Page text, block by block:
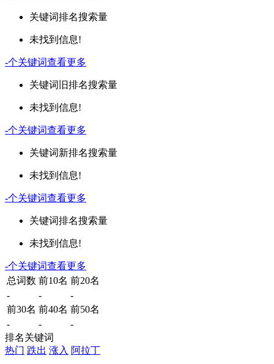
关键词排名搜索量
未找到信息!
-个关键词查看更多
关键词 旧排名搜索量
未找到信息!
-个关键词查看更多
关键词新排名搜索量
未找到信息!
-个关键词查看更多
关键词排名搜索量
未找到信息!
-个关键词查看更多
总词数 前10名 前20名
-
-
-
前30名 前40名 前50名
-
-
-
排名关键词
热门 跌出 涨入 阿拉丁